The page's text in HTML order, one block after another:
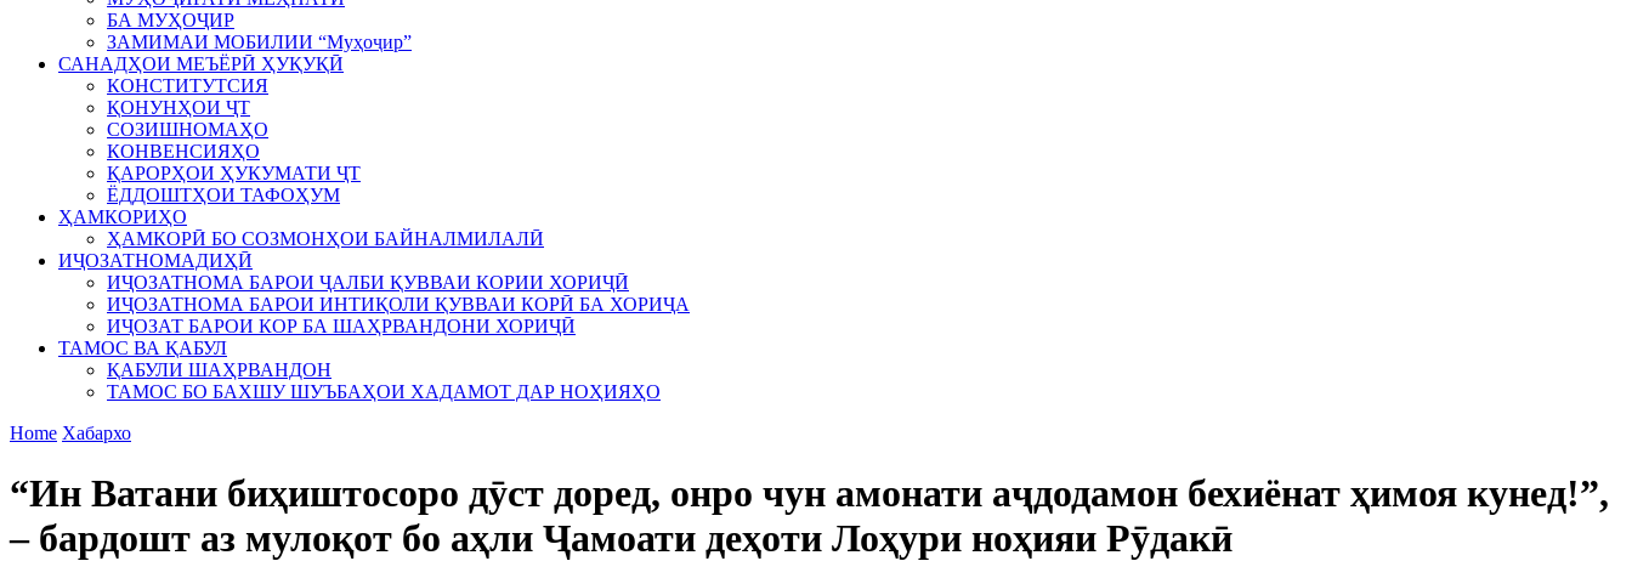
БА МУҲОҶИР
ЗАМИМАИ МОБИЛИИ “Муҳоҷир”
САНАДҲОИ МЕЪЁРӢ ҲУҚУҚӢ
КОНСТИТУТСИЯ
ҚОНУНҲОИ ҶТ
СОЗИШНОМАҲО
КОНВЕНСИЯҲО
ҚАРОРҲОИ ҲУКУМАТИ ҶТ
ЁДДОШТҲОИ ТАФОҲУМ
ҲАМКОРИҲО
ҲАМКОРӢ БО СОЗМОНҲОИ БАЙНАЛМИЛАЛӢ
ИҶОЗАТНОМАДИҲӢ
ИҶОЗАТНОМА БАРОИ ҶАЛБИ ҚУВВАИ КОРИИ ХОРИҶӢ
ИҶОЗАТНОМА БАРОИ ИНТИҚОЛИ ҚУВВАИ КОРӢ БА ХОРИҶА
ИҶОЗАТ БАРОИ КОР БА ШАҲРВАНДОНИ ХОРИҶӢ
ТАМОС ВА ҚАБУЛ
ҚАБУЛИ ШАҲРВАНДОН
ТАМОС БО БАХШУ ШУЪБАҲОИ ХАДАМОТ ДАР НОҲИЯҲО
Home Хабархо
“Ин Ватани биҳиштосоро дӯст доред, онро чун амонати аҷдодамон бехиёнат ҳимоя кунед!”,
– бардошт аз мулоқот бо аҳли Ҷамоати деҳоти Лоҳури ноҳияи Рӯдакӣ